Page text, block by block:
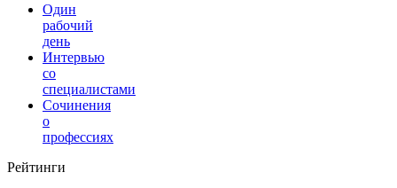
Один
рабочий
день
Интервью
со
специалистами
Сочинения
о
профессиях
Рейтинги